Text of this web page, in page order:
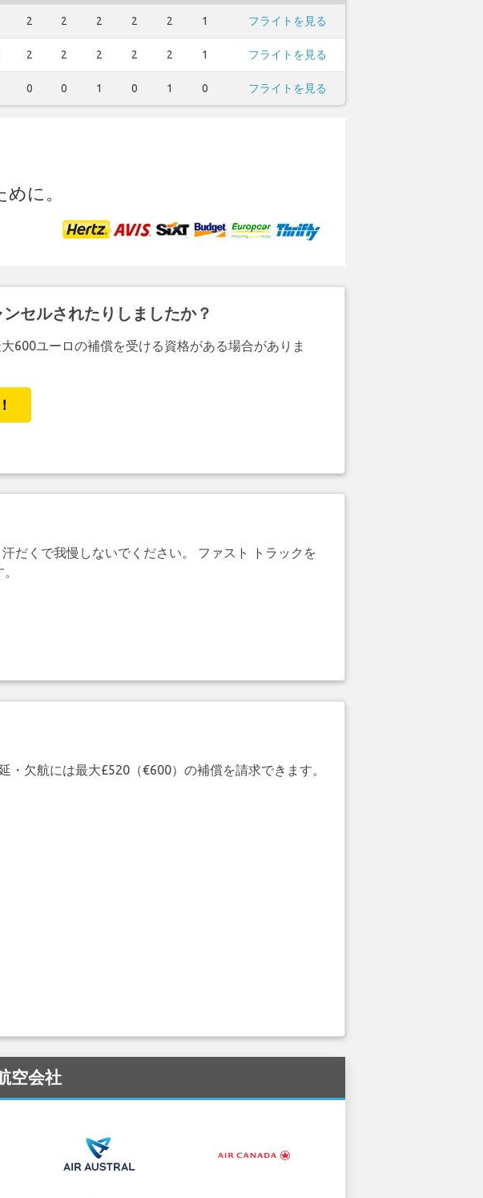
2 2 2 2 2 1 フライトを見る
2 2 2 2 2 1 フライトを見る
0 0 1 0 1 0 フライトを見る
に。
セルされたりしましたか？
600ユーロの補償を受ける資格がある場合がありま
だくで我慢しないでください。 ファスト トラックを
欠航には最大£520（€600）の補償を請求できます。
空会社